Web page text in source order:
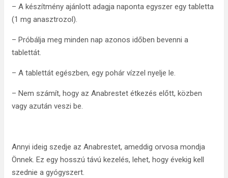
– A készítmény ajánlott adagja naponta egyszer egy tabletta
(1 mg anasztrozol).
– Próbálja meg minden nap azonos időben bevenni a
tablettát.
– A tablettát egészben, egy pohár vízzel nyelje le.
– Nem számít, hogy az Anabrestet étkezés előtt, közben
vagy azután veszi be.
Annyi ideig szedje az Anabrestet, ameddig orvosa mondja
Önnek. Ez egy hosszú távú kezelés, lehet, hogy évekig kell
szednie a gyógyszert.